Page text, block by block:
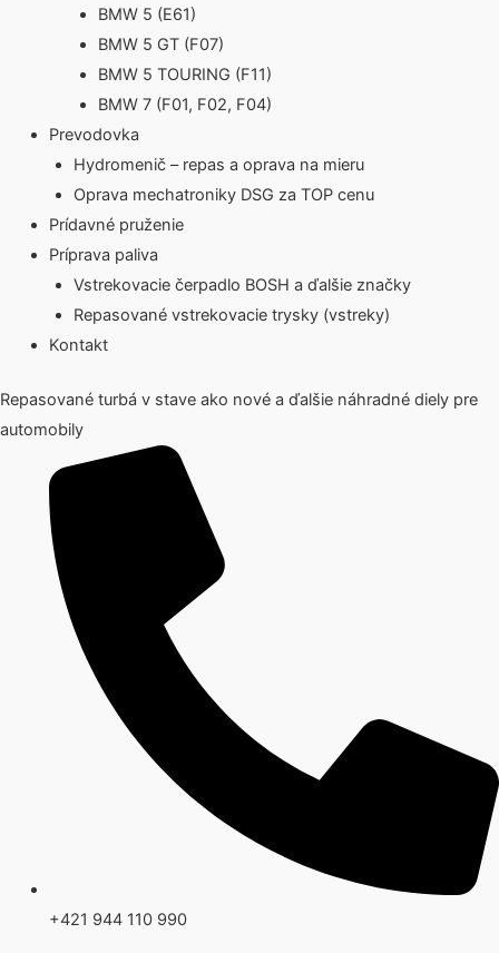
BMW 5 (E61)
BMW 5 GT (F07)
BMW 5 TOURING (F11)
BMW 7 (F01, F02, F04)
Prevodovka
Hydromenič – repas a oprava na mieru
Oprava mechatroniky DSG za TOP cenu
Prídavné pruženie
Príprava paliva
Vstrekovacie čerpadlo BOSH a ďalšie značky
Repasované vstrekovacie trysky (vstreky)
Kontakt
Repasované turbá v stave ako nové a ďalšie náhradné diely pre
automobily
+421 944 110 990